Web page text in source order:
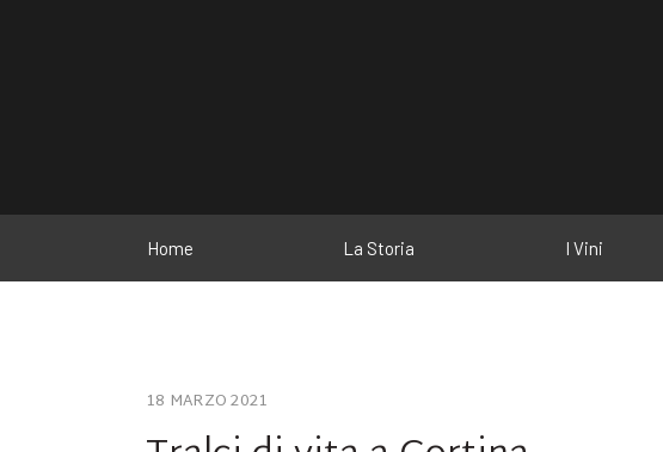
Home La Storia I Vini
18 MARZO 2021